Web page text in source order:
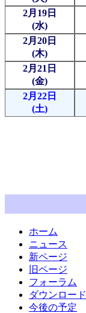
2月19日
(水)
2月20日
(木)
2月21日
(金)
2月22日
(土)
ホーム
ニュース
新ページ
旧ページ
フォーラム
ダウンロード
今後の予定